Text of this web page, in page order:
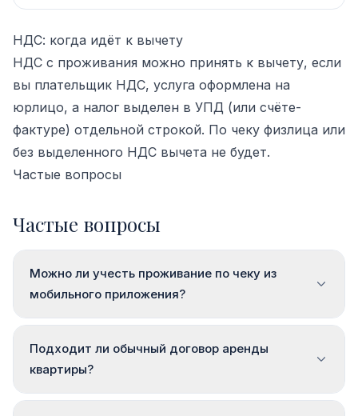
НДС: когда идёт к вычету
НДС с проживания можно принять к вычету, если
вы плательщик НДС, услуга оформлена на
юрлицо, а налог выделен в УПД (или счёте-
фактуре) отдельной строкой. По чеку физлица или
без выделенного НДС вычета не будет.
Частые вопросы
Частые вопросы
Можно ли учесть проживание по чеку из
мобильного приложения?
Подходит ли обычный договор аренды
квартиры?